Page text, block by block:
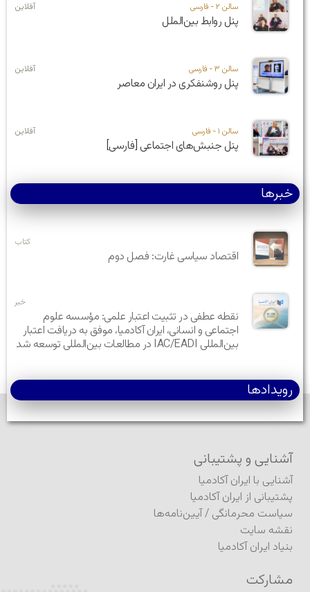
سالن ۲ - فارسی آفلاین
پنل روابط بین‌الملل
سالن ۳ - فارسی آفلاین
پنل روشنفکری در ایران معاصر
سالن ۱ - فارسی آفلاین
پنل جنبش‌های اجتماعی [فارسی]
خبرها
کتاب
اقتصاد سیاسی غارت: فصل دوم
خبر
نقطه عطفی در تثبیت اعتبار علمی: مؤسسه علوم
اجتماعی و انسانی، ایران آکادمیا، موفق به دریافت اعتبار
بین‌المللی IAC/EADI در مطالعات بین‌المللی توسعه شد
رویدادها
آشنایی و پشتیبانی
آشنایی با ایران آکادمیا
پشتیبانی از ایران آکادمیا
سیاست محرمانگی /آیین‌نامه‌ها
نقشه سایت
بنیاد ایران آکادمیا
مشارکت